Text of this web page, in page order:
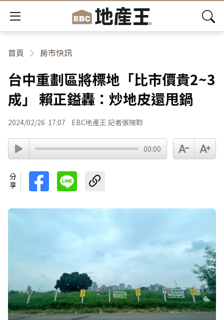
首頁 房市快訊
台中重劃區將標地「比市價貴2~3
成」 賴正鎰轟：炒地皮還甩鍋
2024/02/26 17:07 EBC地產王 記者張琬聆
00:00
分享